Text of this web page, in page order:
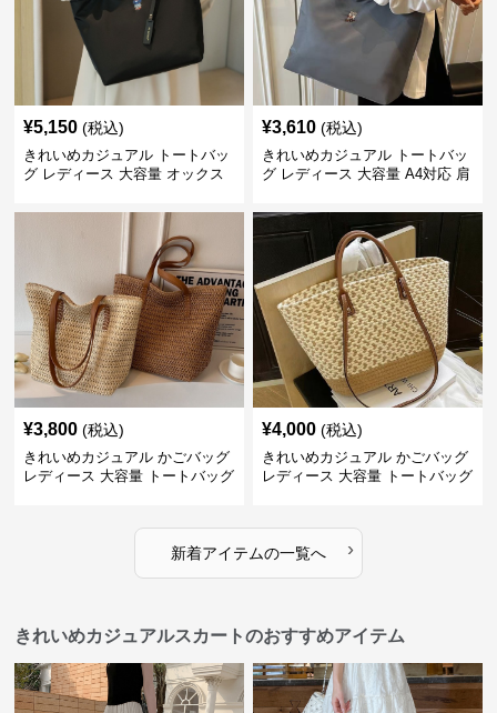
¥5,150 (税込)
きれいめカジュアル トートバッ
グ レディース 大容量 オックス
繍デザイン 肩掛け おしゃれ
¥3,610 (税込)
きれいめカジュアル トートバッ
グ レディース 大容量 A4対応 肩
¥3,800 (税込)
きれいめカジュアル かごバッグ
レディース 大容量 トートバッグ
¥4,000 (税込)
きれいめカジュアル かごバッグ
レディース 大容量 トートバッグ
新着アイテムの一覧へ ›
きれいめカジュアルスカートのおすすめアイテム